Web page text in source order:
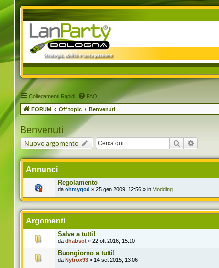
Collegamenti Rapidi FAQ
FORUM Off topic Benvenuti
Benvenuti
Nuovo argomento Cerca
Annunci
Regolamento
da ohmygod » 25 gen 2009, 12:56 » in Modding
Argomenti
Salve a tutti!
da dhabsot » 22 ott 2016, 15:10
Buongiorno a tutti!
da Nytrox93 » 14 set 2015, 13:06